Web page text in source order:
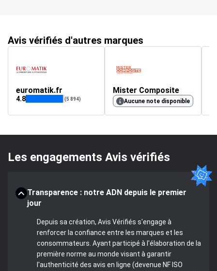
Avis vérifiés d'autres marques
euromatik.fr
4.8 (5 894)
Mister Composite
Aucune note disponible
Les engagements Avis vérifiés
Transparence : notre ADN depuis le premier
jour
Depuis sa création, Avis Vérifiés s'engage à
renforcer la confiance entre les marques et les
consommateurs. Ayant participé à l'élaboration de la
première norme au monde visant à garantir
l'authenticité des avis en ligne (devenue NF ISO